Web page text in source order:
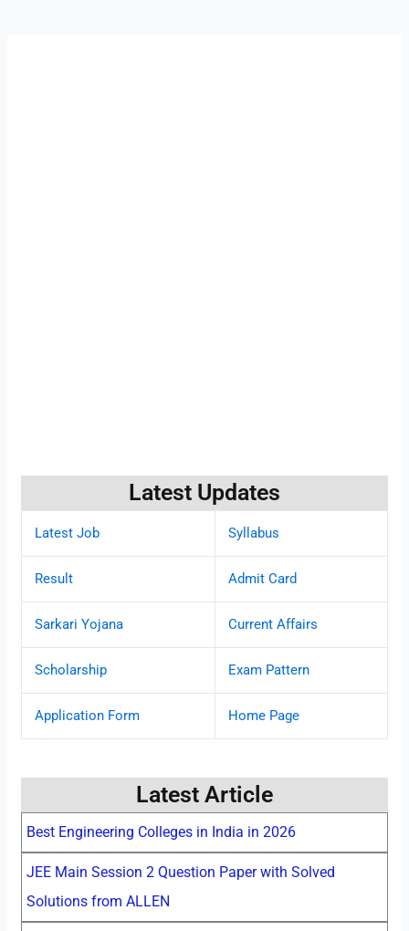
Latest Updates
Latest Job Syllabus
Result Admit Card
Sarkari Yojana Current Affairs
Scholarship Exam Pattern
Application Form Home Page
Latest Article
Best Engineering Colleges in India in 2026
JEE Main Session 2 Question Paper with Solved
Solutions from ALLEN